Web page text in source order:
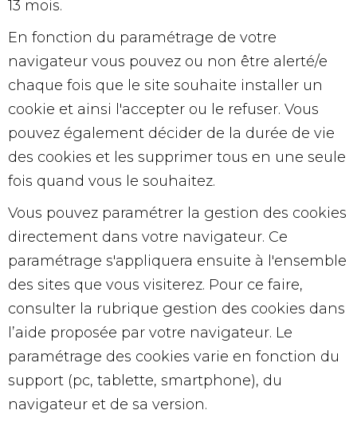
13 mois.
En fonction du paramétrage de votre
navigateur vous pouvez ou non être alerté/e
chaque fois que le site souhaite installer un
cookie et ainsi l'accepter ou le refuser. Vous
pouvez également décider de la durée de vie
des cookies et les supprimer tous en une seule
fois quand vous le souhaitez.
Vous pouvez paramétrer la gestion des cookies
directement dans votre navigateur. Ce
paramétrage s'appliquera ensuite à l'ensemble
des sites que vous visiterez. Pour ce faire,
consulter la rubrique gestion des cookies dans
l’aide proposée par votre navigateur. Le
paramétrage des cookies varie en fonction du
support (pc, tablette, smartphone), du
navigateur et de sa version.